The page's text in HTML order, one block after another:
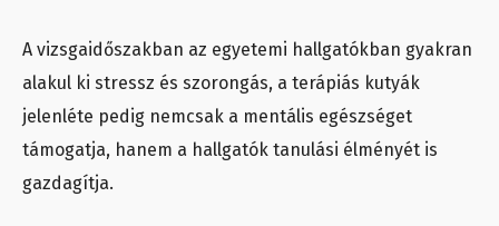
A vizsgaidőszakban az egyetemi hallgatókban gyakran
alakul ki stressz és szorongás, a terápiás kutyák
jelenléte pedig nemcsak a mentális egészséget
támogatja, hanem a hallgatók tanulási élményét is
gazdagítja.